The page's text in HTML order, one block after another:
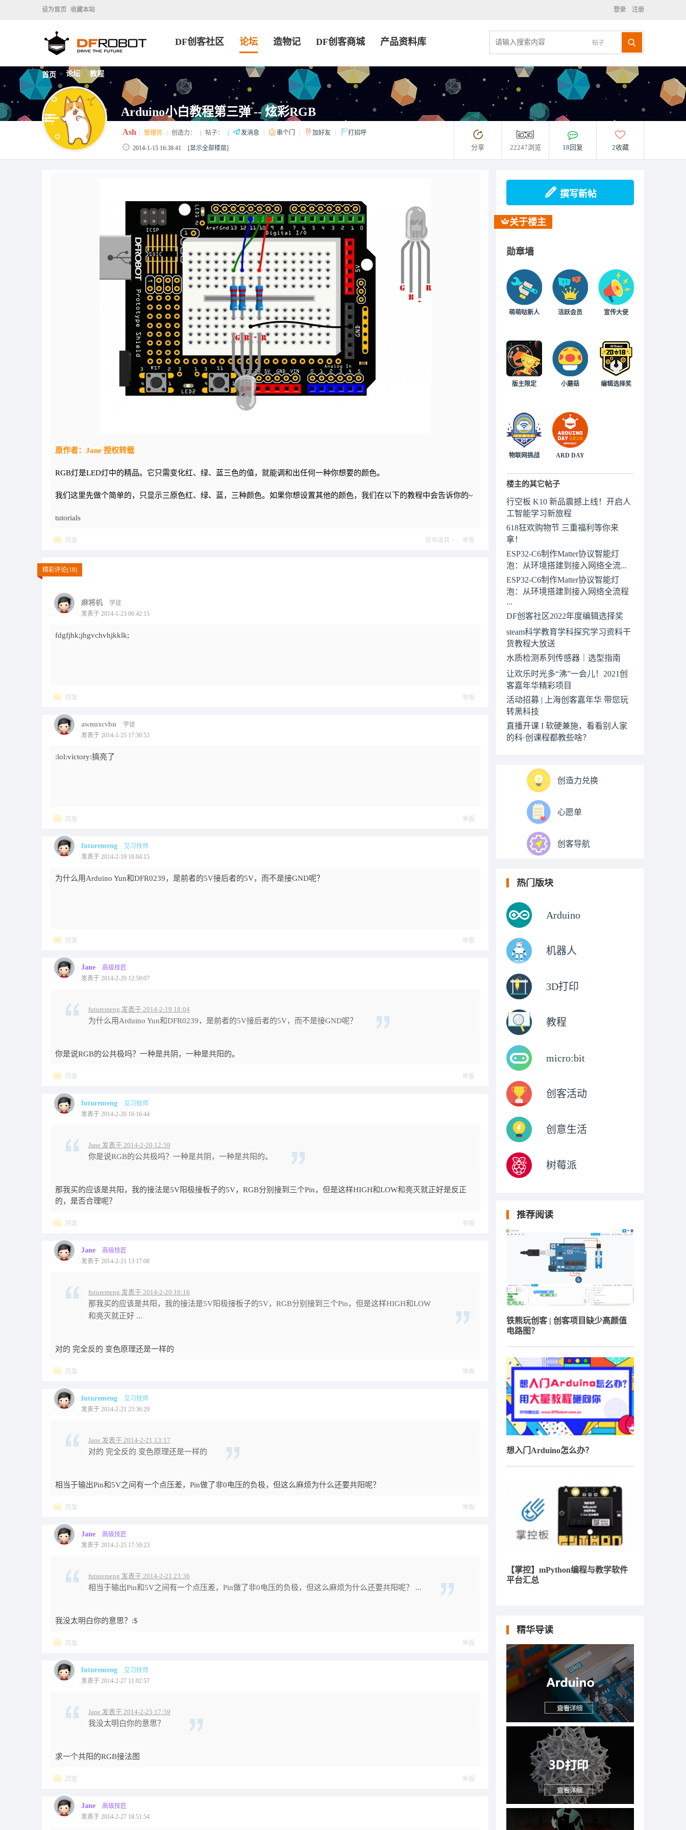
设为首页 收藏本站 登录 注册
帖子
DF创客社区 论坛 造物记 DF创客商城 产品资料库
首页 > 论坛 > 教程
Arduino小白教程第三弹 -- 炫彩RGB
Ash 管理员 创造力： 帖子： 发消息 串个门 加好友 打招呼
2014-1-15 16:38:41 [显示全部楼层] 分享 22247浏览 18回复 2收藏
原作者：Jane 授权转载
RGB灯是LED灯中的精品。它只需变化红、绿、蓝三色的值，就能调和出任何一种你想要的颜色。
我们这里先做个简单的，只显示三原色红、绿、蓝，三种颜色。如果你想设置其他的颜色，我们在以下的教程中会告诉你的~
tutorials
回复 使用道具 举报
精彩评论(18)
麻将机
学徒
发表于 2014-1-23 06:42:15
fdgfjhk;jhgvchvhjkklk;
回复 举报
awnuxcvbn
学徒
发表于 2014-1-25 17:30:53
:lol:victory:搞亮了
回复 举报
futuremeng
见习技师
发表于 2014-2-19 18:04:15
为什么用Arduino Yun和DFR0239，是前者的5V接后者的5V，而不是接GND呢？
回复 举报
Jane
高级技匠
发表于 2014-2-20 12:59:07
futuremeng 发表于 2014-2-19 18:04
为什么用Arduino Yun和DFR0239，是前者的5V接后者的5V，而不是接GND呢？
你是说RGB的公共极吗？一种是共阴，一种是共阳的。
回复 举报
futuremeng
见习技师
发表于 2014-2-20 16:16:44
Jane 发表于 2014-2-20 12:59
你是说RGB的公共极吗？一种是共阴，一种是共阳的。
那我买的应该是共阳，我的接法是5V阳极接板子的5V，RGB分别接到三个Pin，但是这样HIGH和LOW和亮灭就正好是反正
的，是否合理呢？
回复 举报
Jane
高级技匠
发表于 2014-2-21 13:17:08
futuremeng 发表于 2014-2-20 16:16
那我买的应该是共阳，我的接法是5V阳极接板子的5V，RGB分别接到三个Pin，但是这样HIGH和LOW
和亮灭就正好 ...
对的 完全反的 变色原理还是一样的
回复 举报
futuremeng
见习技师
发表于 2014-2-21 23:36:29
Jane 发表于 2014-2-21 13:17
对的 完全反的 变色原理还是一样的
相当于输出Pin和5V之间有一个点压差，Pin做了非0电压的负极，但这么麻烦为什么还要共阳呢？
回复 举报
Jane
高级技匠
发表于 2014-2-25 17:59:23
futuremeng 发表于 2014-2-21 23:36
相当于输出Pin和5V之间有一个点压差，Pin做了非0电压的负极，但这么麻烦为什么还要共阳呢？ ...
我没太明白你的意思？:$
回复 举报
futuremeng
见习技师
发表于 2014-2-27 11:02:57
Jane 发表于 2014-2-25 17:59
我没太明白你的意思？
求一个共阳的RGB接法图
回复 举报
Jane
高级技匠
发表于 2014-2-27 18:51:54
撰写新帖
关于楼主
勋章墙
萌萌哒新人 活跃会员 宣传大使
版主限定 小蘑菇 编辑选择奖
物联网挑战 ARD DAY
楼主的其它帖子
行空板 K10 新品震撼上线！开启人
工智能学习新旅程
618狂欢购物节 三重福利等你来
拿！
ESP32-C6制作Matter协议智能灯
泡：从环境搭建到接入网络全流...
ESP32-C6制作Matter协议智能灯
泡：从环境搭建到接入网络全流程
DF创客社区2022年度编辑选择奖
steam科学教育学科探究学习资料干
货教程大放送
水质检测系列传感器｜选型指南
让欢乐时光多“沸”一会儿！2021创
客嘉年华精彩项目
活动招募 | 上海创客嘉年华 带您玩
转黑科技
直播开课 I 软硬兼施，看看别人家
的科·创课程都教些啥？
创造力兑换
心愿单
创客导航
热门版块
Arduino
机器人
3D打印
教程
micro:bit
创客活动
创意生活
树莓派
推荐阅读
铁熊玩创客 | 创客项目缺少高颜值
电路图？
想入门Arduino怎么办？
【掌控】mPython编程与教学软件
平台汇总
精华导读